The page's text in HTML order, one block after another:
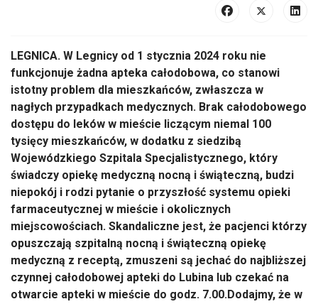
LEGNICA. W Legnicy od 1 stycznia 2024 roku nie
funkcjonuje żadna apteka całodobowa, co stanowi
istotny problem dla mieszkańców, zwłaszcza w
nagłych przypadkach medycznych. Brak całodobowego
dostępu do leków w mieście liczącym niemal 100
tysięcy mieszkańców, w dodatku z siedzibą
Wojewódzkiego Szpitala Specjalistycznego, który
świadczy opiekę medyczną nocną i świąteczną, budzi
niepokój i rodzi pytanie o przyszłość systemu opieki
farmaceutycznej w mieście i okolicznych
miejscowościach. Skandaliczne jest, że pacjenci którzy
opuszczają szpitalną nocną i świąteczną opiekę
medyczną z receptą, zmuszeni są jechać do najbliższej
czynnej całodobowej apteki do Lubina lub czekać na
otwarcie apteki w mieście do godz. 7.00.Dodajmy, że w